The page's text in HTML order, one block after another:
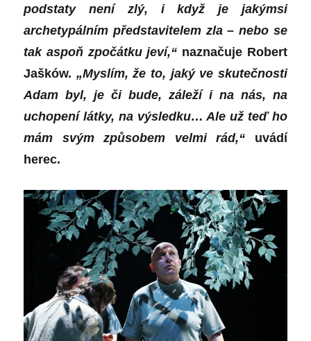
podstaty není zlý, i když je jakýmsi
archetypálním představitelem zla – nebo se
tak aspoň zpočátku jeví,“ naznačuje Robert
Jašków. „Myslím, že to, jaký ve skutečnosti
Adam byl, je či bude, záleží i na nás, na
uchopení látky, na výsledku… Ale už teď ho
mám svým způsobem velmi rád,“ uvádí
herec.